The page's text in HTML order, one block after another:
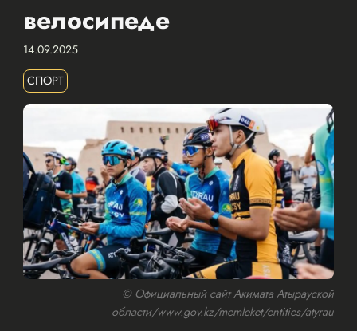
велосипеде
14.09.2025
СПОРТ
© Официальный сайт Акимата Атырауской
области/www.gov.kz/memleket/entities/atyrau